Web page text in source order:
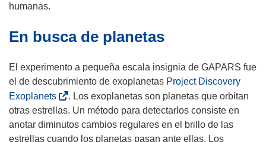
n
a
e
humanas.
En busca de planetas
El experimento a pequeña escala insignia de GAPARS fue
el de descubrimiento de exoplanetas Project Discovery
Exoplanets(
s
e
a
. Los exoplanetas son planetas que orbitan
otras estrellas. Un método para detectarlos consiste en
anotar diminutos cambios regulares en el brillo de las
estrellas cuando los planetas pasan ante ellas. Los